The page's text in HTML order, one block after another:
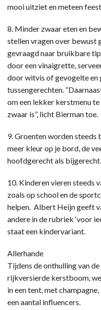
mooi uitziet en meteen
8. Minder zwaar eten en
stellen vragen over bewust
gevraagd naar bruikbare
door een vinaigrette,
door witvis of gevogelte en
tussengerechten.
om een lekker kerstmenu
zwaar is”, licht Bierman toe.
9. Groenten worden
meer kleur op je bord, de
hoofdgerecht als bijgerecht.
10. Kinderen vieren steeds
zoals op school en de
helpen. Albert Heijn geeft
andere in de rubriek ‘voor
staat een kindervariant.
Allerhande
Tijdens de onthulling van
rijkversierde kerstboom,
in een tent, met
een aantal influencers.